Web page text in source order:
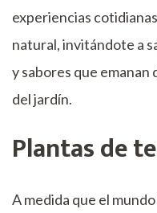
experiencias
natural, invitándote a
y sabores que
del jardín.
Plantas de
A medida que el